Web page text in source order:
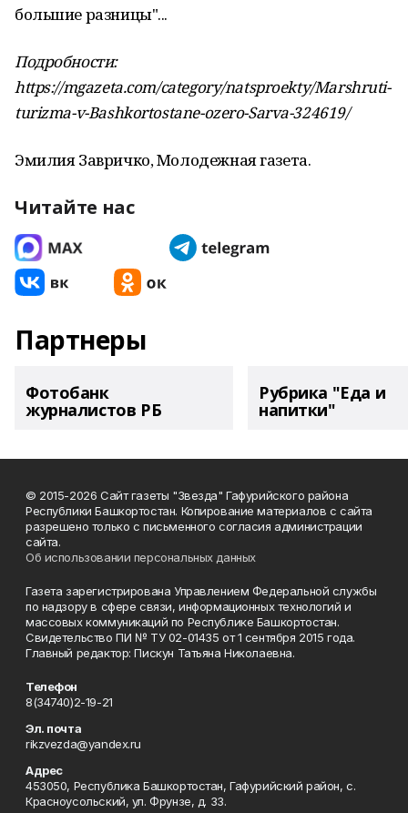
большие разницы"...
Подробности:
https://mgazeta.com/category/natsproekty/Marshruti-
turizma-v-Bashkortostane-ozero-Sarva-324619/
Эмилия Завричко, Молодежная газета.
Читайте нас
Партнеры
Фотобанк
журналистов РБ
Рубрика "Еда и
напитки"
© 2015-2026 Сайт газеты "Звезда" Гафурийского района
Республики Башкортостан. Копирование материалов с сайта
разрешено только с письменного согласия администрации
сайта.
Об использовании персональных данных
Газета зарегистрирована Управлением Федеральной службы
по надзору в сфере связи, информационных технологий и
массовых коммуникаций по Республике Башкортостан.
Свидетельство ПИ № ТУ 02-01435 от 1 сентября 2015 года.
Главный редактор: Пискун Татьяна Николаевна.
Телефон
8(34740)2-19-21
Эл. почта
rikzvezda@yandex.ru
Адрес
453050, Республика Башкортостан, Гафурийский район, с.
Красноусольский, ул. Фрунзе, д. 33.